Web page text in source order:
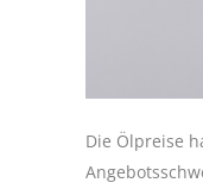
Die Ölpreise